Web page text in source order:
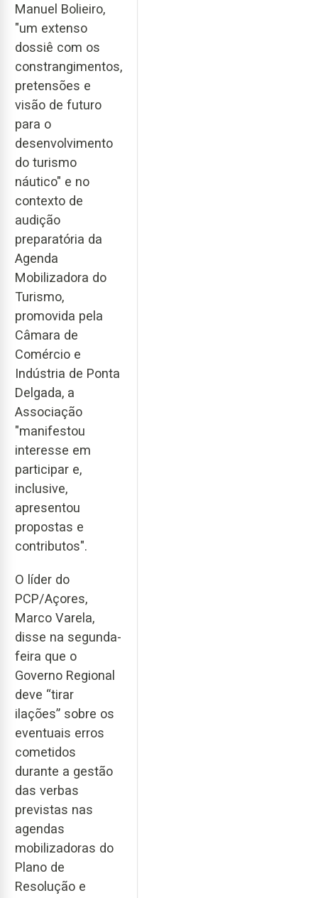
Manuel Bolieiro,
"um extenso
dossiê com os
constrangimentos,
pretensões e
visão de futuro
para o
desenvolvimento
do turismo
náutico" e no
contexto de
audição
preparatória da
Agenda
Mobilizadora do
Turismo,
promovida pela
Câmara de
Comércio e
Indústria de Ponta
Delgada, a
Associação
"manifestou
interesse em
participar e,
inclusive,
apresentou
propostas e
contributos".
O líder do
PCP/Açores,
Marco Varela,
disse na segunda-
feira que o
Governo Regional
deve “tirar
ilações” sobre os
eventuais erros
cometidos
durante a gestão
das verbas
previstas nas
agendas
mobilizadoras do
Plano de
Resolução e